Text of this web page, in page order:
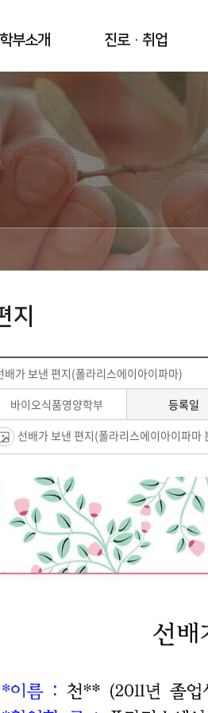
학부소개 진로·취업
지
배가 보낸 편지(폴라리스에이아이파마)
바이오식품영양학부 등록일
선배가 보낸 편지(폴라리스에이아이파